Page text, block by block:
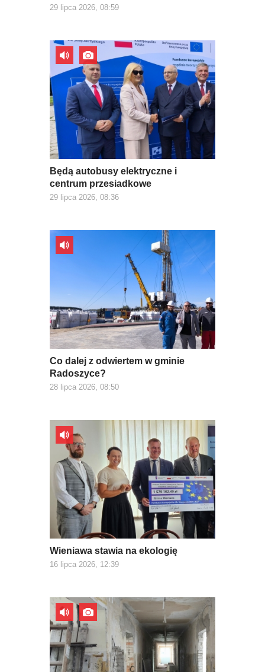
29 lipca 2026, 08:59
Będą autobusy elektryczne i
centrum przesiadkowe
29 lipca 2026, 08:36
Co dalej z odwiertem w gminie
Radoszyce?
28 lipca 2026, 08:50
Wieniawa stawia na ekologię
16 lipca 2026, 12:39